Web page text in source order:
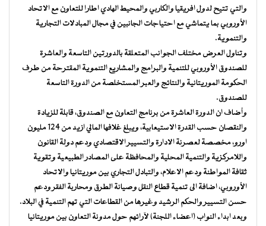
والتي تتيح لدول افريقيا والكاربي والمحيط الهادي اطارا للتعاون مع الاتحاد
الأوروبي بما يتماشي مع احتياجات الجانبين في مجال المبادلات التجارية
والتنموية.
وتناول العرض مختلف الجوانب المتعلقة بالدورتين التاسعة والعاشرة
للصندوق الأوروبي للتنمية والبرامج والمشاريع التنموية المقترحة من طرف
الحكومة الموريتانية والنتائج والعبر المستخلصة من الدورة التاسعة
للصندوق.
وأضاف ان الدورة العاشرة من برنامج التعاون مع الصندوق، قابلة للزيادة
والنقصان حسب القدرة الاستيعابية، ويبلغ غلافها المالي ازيد من 124 مليون
اورو، مخصصة لعصرنة الادارة والتسيير الاقتصادي ودعم دولة القانون
واللامركزية والتنمية المحلية والمحافظة على المصادر الطبيعية وتقوية
ثقافة المواطنة ودعم الاعلام، والتبادل التجاري بين موريتانيا والاتحاد
الأوروبي، اضافة الى تنمية قطاع النقل وصيانة الطرق ومحاربة الفقر ودعم
حسن التسيير والحكم الرشيد وغيرها من القطاعات التي تهم التنمية في البلاد.
وبعد ابداء النواب (اعضاء اللجنة) لآرائهم حول مدونة التعاون بين موريتانيا